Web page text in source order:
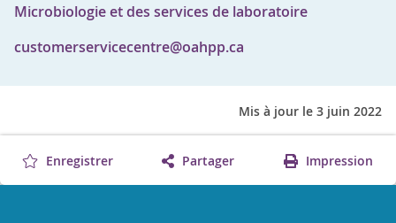
Microbiologie et des services de laboratoire
customerservicecentre@oahpp.ca
Mis à jour le 3 juin 2022
Enregistrer Partager Impression